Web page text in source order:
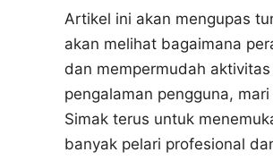
Artikel ini akan mengupas
akan melihat bagaimana
dan mempermudah
pengalaman pengguna,
Simak terus untuk
banyak pelari profesional